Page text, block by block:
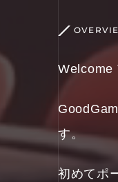
Welcome
す。
初めてポ